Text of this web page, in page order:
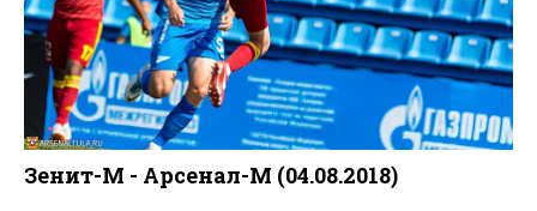
Зенит-М - Арсенал-М (04.08.2018)